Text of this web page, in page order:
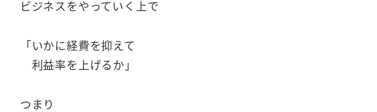
ビジネスをやっていく上で
「いかに経費を抑えて
利益率を上げるか」
つまり